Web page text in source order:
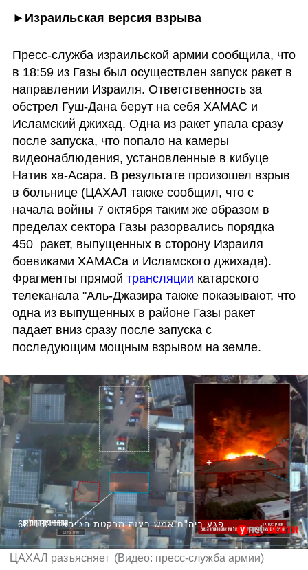
►Израильская версия взрыва
Пресс-служба израильской армии сообщила, что
в 18:59 из Газы был осуществлен запуск ракет в
направлении Израиля. Ответственность за
обстрел Гуш-Дана берут на себя ХАМАС и
Исламский джихад. Одна из ракет упала сразу
после запуска, что попало на камеры
видеонаблюдения, установленные в кибуце
Натив ха-Асара. В результате произошел взрыв
в больнице (ЦАХАЛ также сообщил, что с
начала войны 7 октября таким же образом в
пределах сектора Газы разорвались порядка
450  ракет, выпущенных в сторону Израиля
боевиками ХАМАСа и Исламского джихада).
Фрагменты прямой трансляции катарского
телеканала "Аль-Джазира также показывают, что
одна из выпущенных в районе Газы ракет
падает вниз сразу после запуска с
последующим мощным взрывом на земле.
682132#תיעוד ראשון של צה"ל: כך נפגע ביה"ח אמש בעזה מרקטת הג'יהאד
ЦАХАЛ разъясняет (Видео: пресс-служба армии)